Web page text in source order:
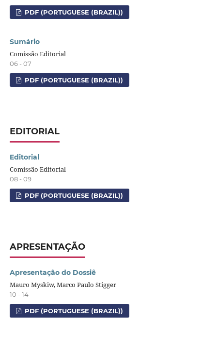
PDF (PORTUGUESE (BRAZIL))
Sumário
Comissão Editorial
06 - 07
PDF (PORTUGUESE (BRAZIL))
EDITORIAL
Editorial
Comissão Editorial
08 - 09
PDF (PORTUGUESE (BRAZIL))
APRESENTAÇÃO
Apresentação do Dossiê
Mauro Myskiw, Marco Paulo Stigger
10 - 14
PDF (PORTUGUESE (BRAZIL))